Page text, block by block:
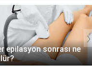
epilasyon sonrası ne
›